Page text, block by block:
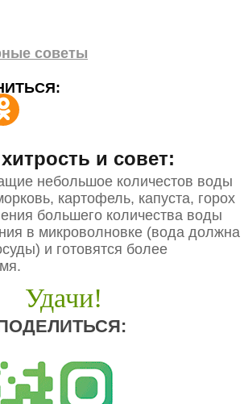
советы
и совет:
небольшое количестов воды
картофель, капуста, горох
большего количества воды
в микроволновке (вода должна
и готовятся более
Удачи!